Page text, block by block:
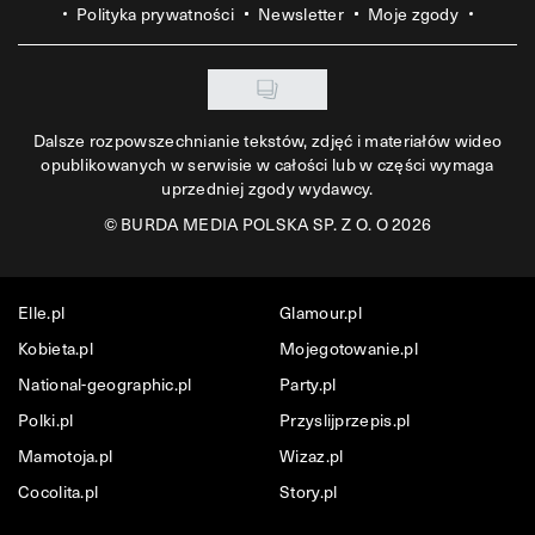
Polityka prywatności
Newsletter Moje zgody
Dalsze rozpowszechnianie tekstów, zdjęć i materiałów wideo
opublikowanych w serwisie w całości lub w części wymaga
uprzedniej zgody wydawcy.
©BURDA MEDIA POLSKA SP. Z O. O 2026
Elle.pl
Glamour.pl
Kobieta.pl
Mojegotowanie.pl
National-geographic.pl
Party.pl
Polki.pl
Przyslijprzepis.pl
Mamotoja.pl
Wizaz.pl
Cocolita.pl
Story.pl